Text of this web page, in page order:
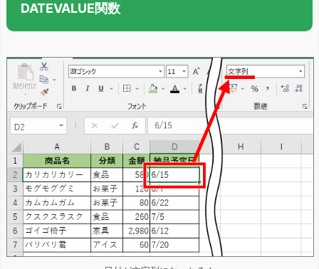
DATEVALUE関数